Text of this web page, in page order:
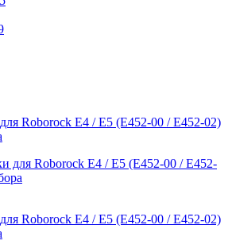
Roborock E4 / E5 (E452-00 / E452-02)
Roborock E4 / E5 (E452-00 / E452-02)